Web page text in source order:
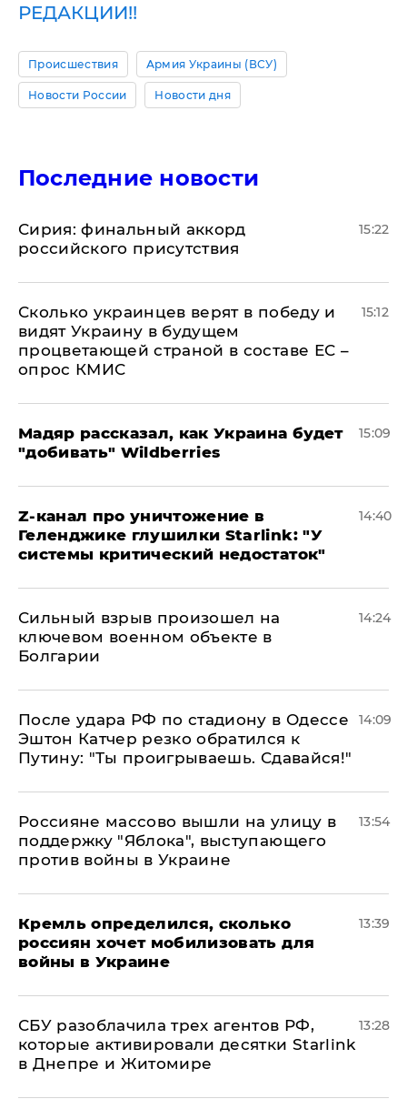
РЕДАКЦИИ!!
Происшествия Армия Украины (ВСУ)
Новости России Новости дня
Последние новости
​Сирия: финальный аккорд
российского присутствия
15:22
Сколько украинцев верят в победу и
видят Украину в будущем
процветающей страной в составе ЕС –
опрос КМИС
15:12
Мадяр рассказал, как Украина будет
"добивать" Wildberries
15:09
Z-канал про уничтожение в
Геленджике глушилки Starlink: "У
системы критический недостаток"
14:40
Сильный взрыв произошел на
ключевом военном объекте в
Болгарии
14:24
После удара РФ по стадиону в Одессе
Эштон Катчер резко обратился к
Путину: "Ты проигрываешь. Сдавайся!"
14:09
Россияне массово вышли на улицу в
поддержку "Яблока", выступающего
против войны в Украине
13:54
Кремль определился, сколько
россиян хочет мобилизовать для
войны в Украине
13:39
СБУ разоблачила трех агентов РФ,
которые активировали десятки Starlink
в Днепре и Житомире
13:28